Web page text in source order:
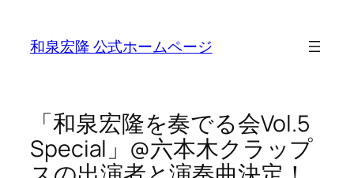
content
和泉宏隆 公式ホームページ
「和泉宏隆を奏でる会Vol.5
Special」@六本木クラップ